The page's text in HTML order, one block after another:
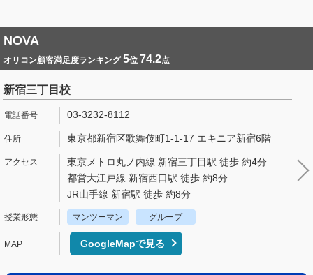
NOVA
オリコン顧客満足度ランキング5位 74.2点
新宿三丁目校
03-3232-8112
東京都新宿区歌舞伎町1-1-17 エキニア新宿6階
東京メトロ丸ノ内線 新宿三丁目駅 徒歩 約4分
都営大江戸線 新宿西口駅 徒歩 約8分
JR山手線 新宿駅 徒歩 約8分
マンツーマン グループ
GoogleMapで見る